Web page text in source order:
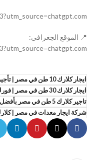
📍 الموقع الجغرافي:
ايجار كلارك 10 طن في مصر | تأجير فورك ليفت 10 طن
ايجار كلارك 30 طن في مصر | فورك ليفت للأحمال الثقيلة
تاجير كلارك 5 طن في مصر بأفضل الأسعار
شركة ايجار معدات في مصر |